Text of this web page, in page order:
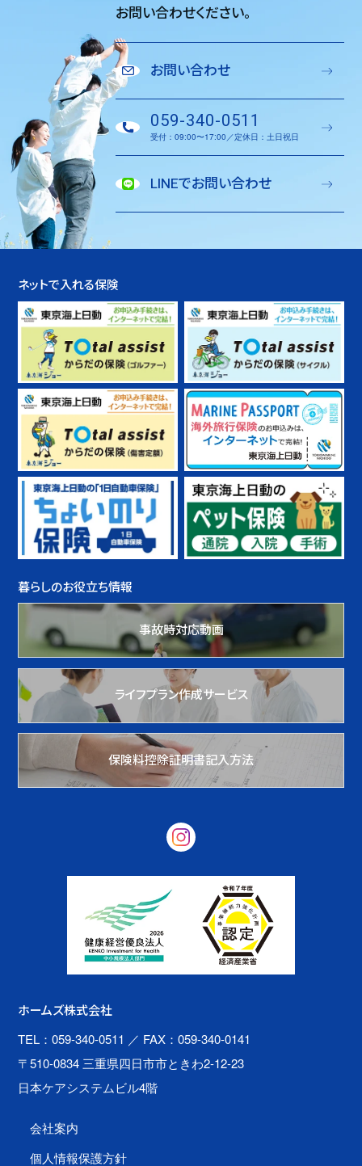
お問い合わせください。
お問い合わせ
059-340-0511
受付：09:00〜17:00／定休日：土日祝日
LINEでお問い合わせ
ネットで入れる保険
暮らしのお役立ち情報
事故時対応動画
ライフプラン作成サービス
保険料控除証明書記入方法
ホームズ株式会社
TEL：059-340-0511 ／ FAX：059-340-0141
〒510-0834 三重県四日市市ときわ2-12-23
日本ケアシステムビル4階
会社案内
個人情報保護方針